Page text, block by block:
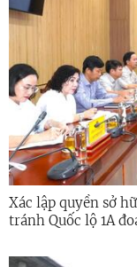
Xác lập quyền sở
tránh Quốc lộ 1A